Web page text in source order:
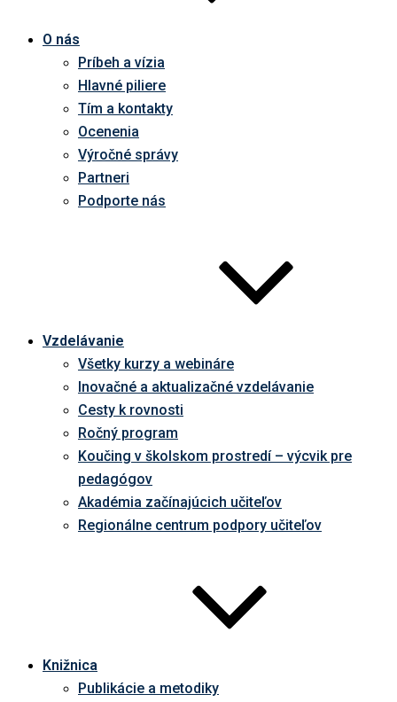
O nás
Príbeh a vízia
Hlavné piliere
Tím a kontakty
Ocenenia
Výročné správy
Partneri
Podporte nás
Vzdelávanie
Všetky kurzy a webináre
Inovačné a aktualizačné vzdelávanie
Cesty k rovnosti
Ročný program
Koučing v školskom prostredí – výcvik pre
pedagógov
Akadémia začínajúcich učiteľov
Regionálne centrum podpory učiteľov
Knižnica
Publikácie a metodiky